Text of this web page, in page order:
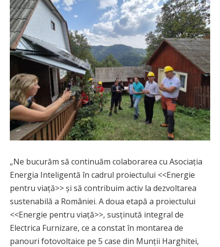
„Ne bucurăm să continuăm colaborarea cu Asociația
Energia Inteligentă în cadrul proiectului <<Energie
pentru viață>> și să contribuim activ la dezvoltarea
sustenabilă a României. A doua etapă a proiectului
<<Energie pentru viață>>, susținută integral de
Electrica Furnizare, ce a constat în montarea de
panouri fotovoltaice pe 5 case din Munții Harghitei,